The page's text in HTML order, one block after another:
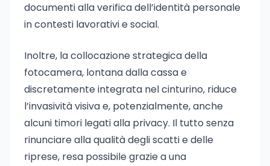
documenti alla verifica dell’identità personale
in contesti lavorativi e social.
Inoltre, la collocazione strategica della
fotocamera, lontana dalla cassa e
discretamente integrata nel cinturino, riduce
l’invasività visiva e, potenzialmente, anche
alcuni timori legati alla privacy. Il tutto senza
rinunciare alla qualità degli scatti e delle
riprese, resa possibile grazie a una